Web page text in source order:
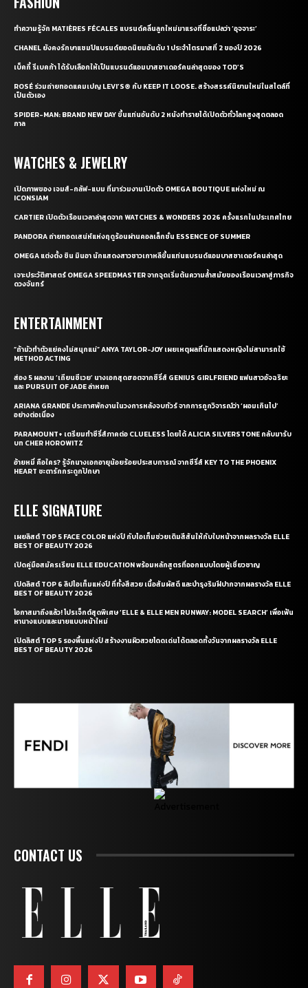
ทำความรู้จัก MATIÈRES FÉCALES แบรนด์คลื่นลูกใหม่มาแรงที่ชื่อแปลว่า ‘อุจจาระ’
CHANEL ยังคงรักษาแชมป์แบรนด์ยอดนิยมอันดับ 1 ประจำไตรมาสที่ 2 ของปี 2026
เบ็คกี้ รีเบคก้า ได้รับเลือกให้เป็นแบรนด์แอมบาสซาเดอร์คนล่าสุดของ TOD’S
ROSÉ ร่วมถ่ายทอดแคมเปญ LEVI’S® กับ KEEP IT LOOSE. สร้างสรรค์นิยามใหม่ในสไตล์ที่
เป็นตัวเอง
SPIDER-MAN: BRAND NEW DAY ขึ้นแท่นอันดับ 2 หนังทำรายได้เปิดตัวทั่วโลกสูงสุดตลอด
กาล
WATCHES & JEWELRY
เปิดภาพของ เจมส์-กลัฟ-แบม ที่มาร่วมงานเปิดตัว OMEGA BOUTIQUE แห่งใหม่ ณ
ICONSIAM
CARTIER เปิดตัวเรือนเวลาล่าสุดจาก WATCHES & WONDERS 2026 ครั้งแรกในประเทศไทย
PANDORA ถ่ายทอดเสน่ห์แห่งฤดูร้อนผ่านคอลเล็กชั่น ESSENCE OF SUMMER
OMEGA แต่งตั้ง ชิน มินอา นักแสดงสาวชาวเกาหลีขึ้นแท่นแบรนด์แอมบาสซาเดอร์คนล่าสุด
เจาะประวัติศาสตร์ OMEGA SPEEDMASTER จากจุดเริ่มต้นความล้ำสมัยของเรือนเวลาสู่ภารกิจ
ดวงจันทร์
ENTERTAINMENT
“ถ้ามัวทำตัวแย่คงไม่สนุกแน่” ANYA TAYLOR-JOY เผยเหตุผลที่นักแสดงหญิงไม่สามารถใช้
METHOD ACTING
ส่อง 5 ผลงาน ‘เถียนซีเวย’ นางเอกสุดฮอตจากซีรี่ส์ GENIUS GIRLFRIEND แฟนสาวอัจฉริยะ
และ PURSUIT OF JADE ล่าหยก
ARIANA GRANDE ประกาศพักงานในวงการหลังจบทัวร์ จากการถูกวิจารณ์ว่า ‘ผอมเกินไป’
อย่างต่อเนื่อง
PARAMOUNT+ เตรียมทำซีรี่ส์ภาคต่อ CLUELESS โดยได้ ALICIA SILVERSTONE กลับมารับ
บท CHER HOROWITZ
อ้ายหมี่ คือใคร? รู้จักนางเอกอายุน้อยร้อยประสบการณ์ จากซีรี่ส์ KEY TO THE PHOENIX
HEART ชะตารักกระดูกปักษา
ELLE SIGNATURE
เผยลิสต์ TOP 5 FACE COLOR แห่งปี กับไอเท็มช่วยเติมสีสันให้กับใบหน้าจากผลรางวัล ELLE
BEST OF BEAUTY 2026
เปิดคู่มือสมัครเรียน ELLE EDUCATION พร้อมหลักสูตรที่ออกแบบโดยผู้เชี่ยวชาญ
เปิดลิสต์ TOP 6 ลิปไอเท็มแห่งปี ที่ทั้งสีสวย เนื้อสัมผัสดี และบำรุงริมฝีปากจากผลรางวัล ELLE
BEST OF BEAUTY 2026
โอกาสมาถึงแล้ว! โปรเจ็กต์สุดพิเศษ ‘ELLE & ELLE MEN RUNWAY: MODEL SEARCH’ เพื่อเฟ้น
หานางแบบและนายแบบหน้าใหม่
เปิดลิสต์ TOP 5 รองพื้นแห่งปี สร้างงานผิวสวยโดดเด่นได้ตลอดทั้งวันจากผลรางวัล ELLE
BEST OF BEAUTY 2026
CONTACT US